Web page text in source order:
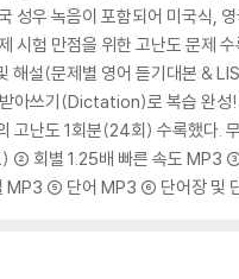
성우 녹음이 포함되어 미국식,
시험 만점을 위한 고난도 문제
해설(문제별 영어 듣기대본 &
아쓰기(Dictation)로 복습 완성!
고난도 1회분(24회) 수록했다.
② 회별 1.25배 빠른 속도 MP3
MP3 ⑤ 단어 MP3 ⑥ 단어장 및